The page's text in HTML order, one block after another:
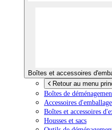
Boîtes et accessoires
Retour au menu
Boîtes de
Accessoires d'emballage
Boîtes et accessoires
Housses et sacs